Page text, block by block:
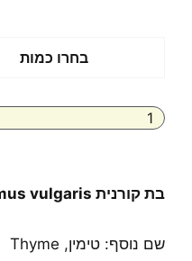
בחרו כמות
Thymus
vulgaris
בת קורנית Thymus vulgaris
שם נוסף: טימין, Thyme